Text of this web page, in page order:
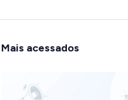
Mais acessados